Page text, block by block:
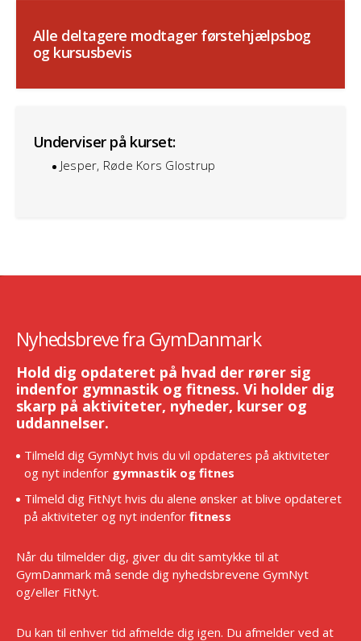
Alle deltagere modtager førstehjælpsbog
og kursusbevis
Underviser på kurset:
Jesper, Røde Kors Glostrup
Nyhedsbreve fra GymDanmark
Hold dig opdateret på hvad der rører sig
indenfor gymnastik og fitness. Vi holder dig
skarp på aktiviteter, nyheder, kurser og
uddannelser.
Tilmeld dig GymNyt hvis du vil opdateres på aktiviteter
og nyt indenfor gymnastik og fitnes
Tilmeld dig FitNyt hvis du alene ønsker at blive opdateret
på aktiviteter og nyt indenfor fitness
Når du tilmelder dig, giver du dit samtykke til at
GymDanmark må sende dig nyhedsbrevene GymNyt
og/eller FitNyt.
Du kan til enhver tid afmelde dig igen. Du afmelder ved at